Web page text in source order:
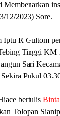
12/2023) Sore.
R Gultom
Tinggi KM
Sari
Pukul
bertulis
Tolopan